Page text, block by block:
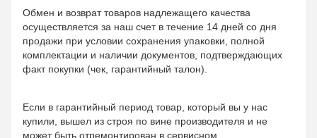
Обмен и возврат товаров надлежащего качества
осуществляется за наш счет в течение 14 дней со дня
продажи при условии сохранения упаковки, полной
комплектации и наличии документов, подтверждающих
факт покупки (чек, гарантийный талон).
Если в гарантийный период товар, который вы у нас
купили, вышел из строя по вине производителя и не
может быть отремонтирован в сервисном